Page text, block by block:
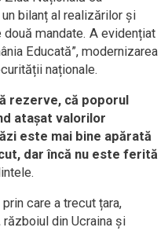
bilanț al realizărilor și
mandate. A evidențiat
Educată”, modernizarea
naționale.
rezerve, că poporul
atașat valorilor
este mai bine apărată
dar încă nu este ferită
care a trecut țara,
din Ucraina și